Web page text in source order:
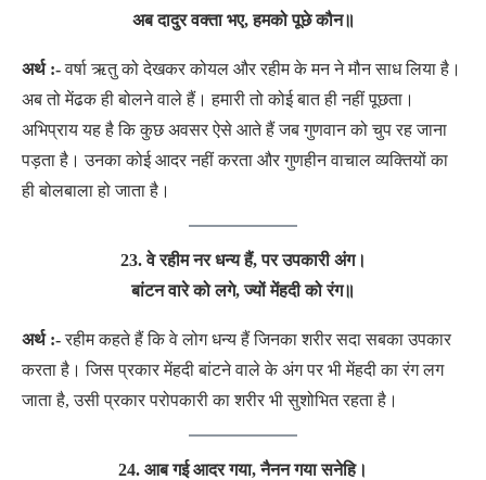
अब दादुर वक्ता भए, हमको पूछे कौन॥
अर्थ :-वर्षा ऋतु को देखकर कोयल और रहीम के मन ने मौन साध लिया है।
अब तो मेंढक ही बोलने वाले हैं। हमारी तो कोई बात ही नहीं पूछता।
अभिप्राय यह है कि कुछ अवसर ऐसे आते हैं जब गुणवान को चुप रह जाना
पड़ता है। उनका कोई आदर नहीं करता और गुणहीन वाचाल व्यक्तियों का
ही बोलबाला हो जाता है।
23. वे रहीम नर धन्य हैं, पर उपकारी अंग।
बांटन वारे को लगे, ज्यों मेंहदी को रंग॥
अर्थ :-रहीम कहते हैं कि वे लोग धन्य हैं जिनका शरीर सदा सबका उपकार
करता है। जिस प्रकार मेंहदी बांटने वाले के अंग पर भी मेंहदी का रंग लग
जाता है, उसी प्रकार परोपकारी का शरीर भी सुशोभित रहता है।
24. आब गई आदर गया, नैनन गया सनेहि।